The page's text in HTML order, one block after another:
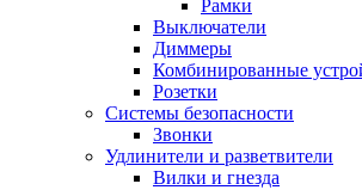
Рамки
Выключатели
Диммеры
Комбинированные
Розетки
Системы безопасности
Звонки
Удлинители и разветвители
Вилки и гнезда